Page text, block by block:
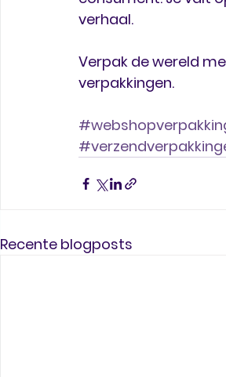
verhaal.
Verpak de wereld
verpakkingen.
Recente blogposts